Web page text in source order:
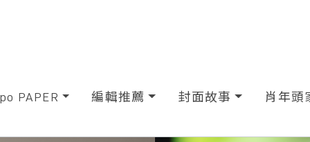
PAPER 編輯推薦 封面故事 肖年頭